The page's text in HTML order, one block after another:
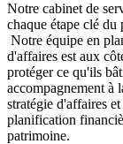
Notre cabinet de
chaque étape clé du
Notre équipe en
d'affaires est aux
protéger ce qu'ils
accompagnement à
stratégie d'affaires
planification
patrimoine.